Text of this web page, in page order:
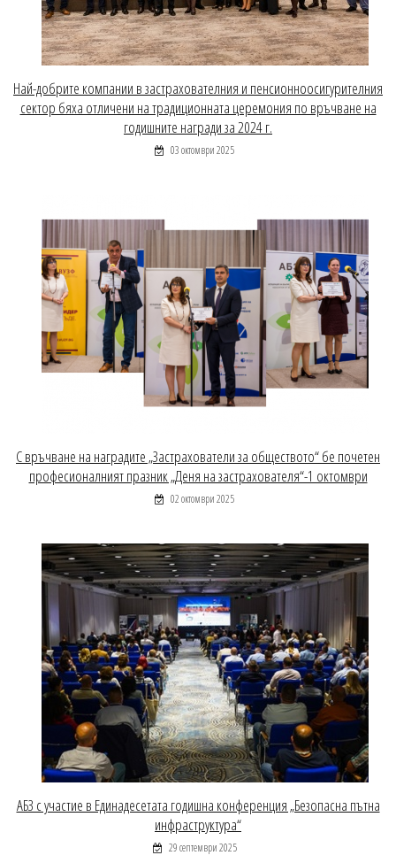
Най-добрите компании в застрахователния и пенсионноосигурителния
сектор бяха отличени на традиционната церемония по връчване на
годишните награди за 2024 г.
03 октомври 2025
С връчване на наградите „Застрахователи за обществото“ бе почетен
професионалният празник „Деня на застрахователя“-1 октомври
02 октомври 2025
АБЗ с участие в Единадесетата годишна конференция „Безопасна пътна
инфраструктура“
29 септември 2025